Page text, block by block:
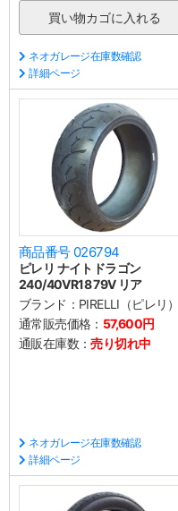
ネオガレージ在庫数確認
詳細ページ
商品番号 026794
ピレリ ナイトドラゴン
240/40VR18 79V リア
ブランド： PIRELLI（ピレリ）
通常販売価格： 57,600円
通販在庫数：売り切れ中
ネオガレージ在庫数確認
詳細ページ